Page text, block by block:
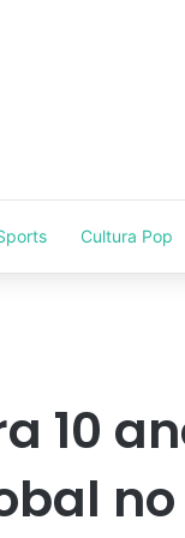
Cultura Pop
10